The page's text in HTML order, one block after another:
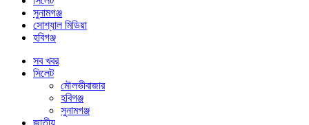
সুনামগঞ্জ
সোশ্যাল মিডিয়া
হবিগঞ্জ
সব খবর
সিলেট
মৌলভীবাজার
হবিগঞ্জ
সুনামগঞ্জ
জাতীয়